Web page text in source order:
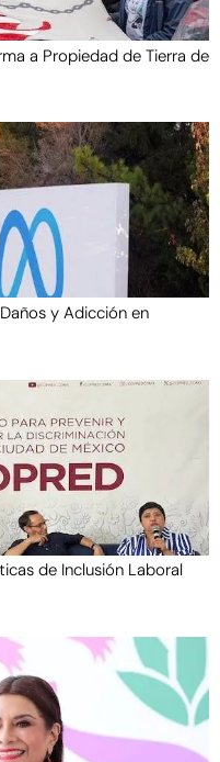
a Propiedad de Tierra de
y Adicción en
de Inclusión Laboral